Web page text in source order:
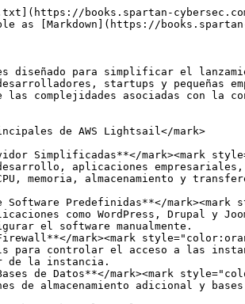
books.spartan-
as [Markdown](https://
diseñado para simplificar el
startups y pequeñas
complejidades asociadas con la
de AWS Lightsail</mark>
Simplificadas**</mark><mark
aplicaciones
memoria, almacenamiento y
Predefinidas**</
como WordPress, Drupal
el software manualmente.
mark><mark
controlar el acceso a las
de la instancia.
de Datos**</mark><mark
de almacenamiento adicional y